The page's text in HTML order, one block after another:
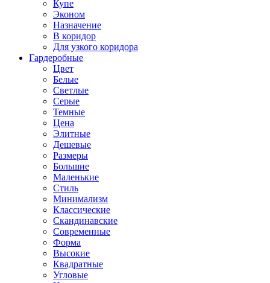
Купе
Эконом
Назначение
В коридор
Для узкого коридора
Гардеробные
Цвет
Белые
Светлые
Серые
Темные
Цена
Элитные
Дешевые
Размеры
Большие
Маленькие
Стиль
Минимализм
Классические
Скандинавские
Современные
Форма
Высокие
Квадратные
Угловые